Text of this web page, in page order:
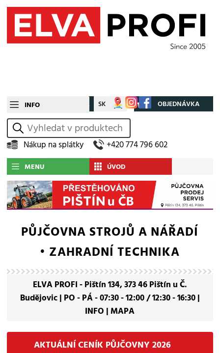
INFO CZ SK Můj účet OBJEDNÁVKA
vyhledat
Nákup na splátky +420 774 796 602
MENU ÚVOD
PŮJČOVNA STROJŮ A NÁŘADÍ
• ZAHRADNÍ TECHNIKA
ELVA PROFI - Pištín 134, 373 46 Pištín u Č.
Budějovic | PO - PÁ - 07:30 - 12:00 / 12:30 - 16:30 |
INFO |MAPA
AKTUÁLNÍ CENÍK PŮJČOVNY 2026